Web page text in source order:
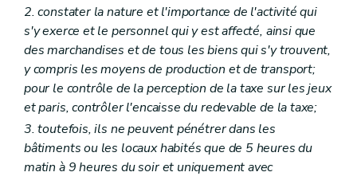
2. constater la nature et l'importance de l'activité qui
s'y exerce et le personnel qui y est affecté, ainsi que
des marchandises et de tous les biens qui s'y trouvent,
y compris les moyens de production et de transport;
pour le contrôle de la perception de la taxe sur les jeux
et paris, contrôler l'encaisse du redevable de la taxe;
3. toutefois, ils ne peuvent pénétrer dans les
bâtiments ou les locaux habités que de 5 heures du
matin à 9 heures du soir et uniquement avec